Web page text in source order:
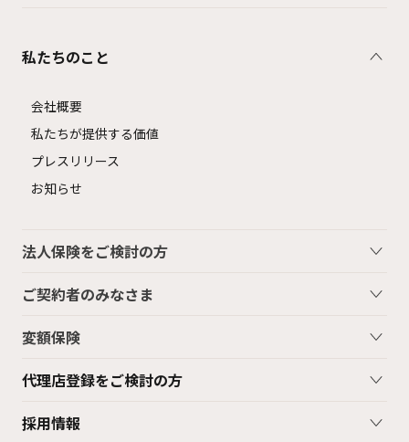
私たちのこと
会社概要
私たちが提供する価値
プレスリリース
お知らせ
法人保険をご検討の方
ご契約者のみなさま
変額保険
代理店登録をご検討の方
採用情報